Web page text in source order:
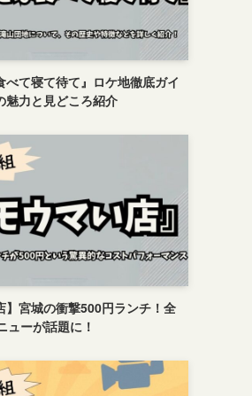
べて寝て待て』ロケ地徹底ガイ
魅力と見どころ紹介
】宮城の衝撃500円ランチ！全
ューが話題に！